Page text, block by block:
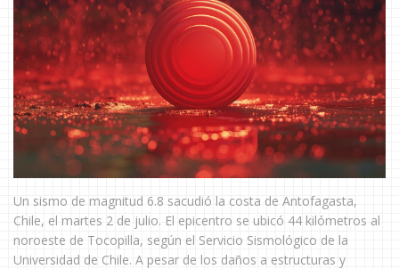
Un sismo de magnitud 6.8 sacudió la costa de Antofagasta,
Chile, el martes 2 de julio. El epicentro se ubicó 44 kilómetros al
noroeste de Tocopilla, según el Servicio Sismológico de la
Universidad de Chile. A pesar de los daños a estructuras y